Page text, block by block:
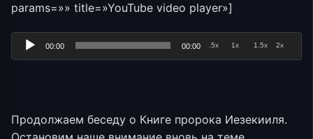
params=»» title=»YouTube video player»]
00:00 00:00 .5x 1x 1.5x 2x
Продолжаем беседу о Книге пророка Иезекииля.